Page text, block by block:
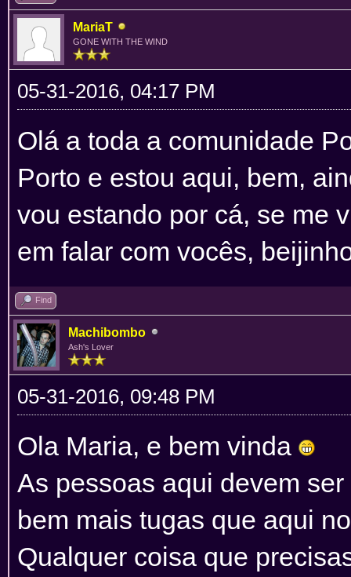
MariaT
GONE WITH THE WIND
05-31-2016, 04:17 PM
Olá a toda a comunidade
Porto e estou aqui, bem,
vou estando por cá, se me
em falar com vocês,
Find
Machibombo
Ash's Lover
05-31-2016, 09:48 PM
Ola Maria, e bem vinda
As pessoas aqui devem
bem mais tugas que aqui
Qualquer coisa que